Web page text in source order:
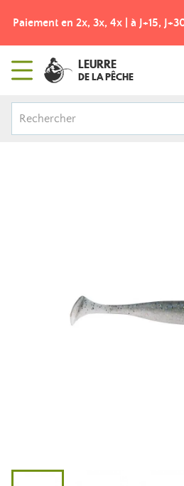
Paiement en 2x, 3x, 4x | à J+15,
LEURRE
DE LA PÊCHE